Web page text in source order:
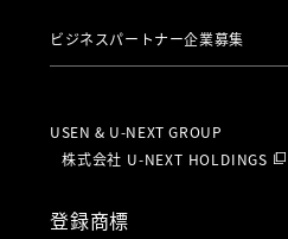
ビジネスパートナー企業募集
USEN & U-NEXT GROUP
株式会社 U-NEXT HOLDINGS
登録商標